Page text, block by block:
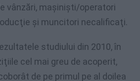
vânzări, maşinişti/operatori
şi muncitori necalificaţi.
studiului din 2010, în
cel mai greu de acoperit,
de pe primul pe al doilea